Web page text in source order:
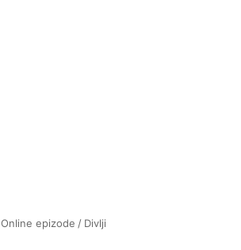
Online epizode / Divlji